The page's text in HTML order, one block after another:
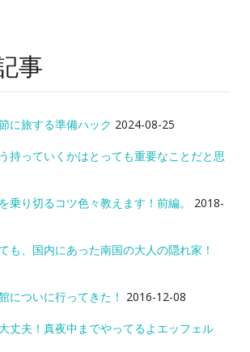
事
に旅する準備ハック 2024-08-25
持っていくかはとっても重要なことだと思
乗り切るコツ色々教えます！前編。
2018-
も、国内にあった南国の大人の隠れ家！
についに行ってきた！ 2016-12-08
丈夫！真夜中までやってるよエッフェル